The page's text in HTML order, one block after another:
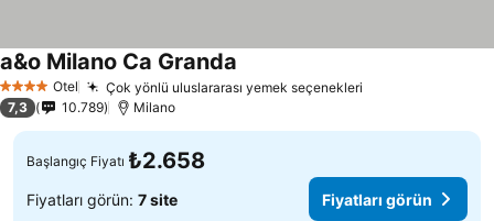
4 Yıldız Otel Çok yönlü uluslararası yemek seçenekleri
a&o Milano Ca Granda
7,3 10.789 Milano
Başlangıç Fiyatı ₺2.658
Fiyatları görün: 7 site Fiyatları görün